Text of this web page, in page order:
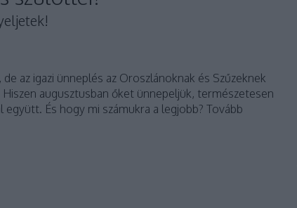
az igazi ünneplés az Oroszlánoknak és Szűzeknek
augusztusban őket ünnepeljük, természetesen
És hogy mi számukra a legjobb? Tovább